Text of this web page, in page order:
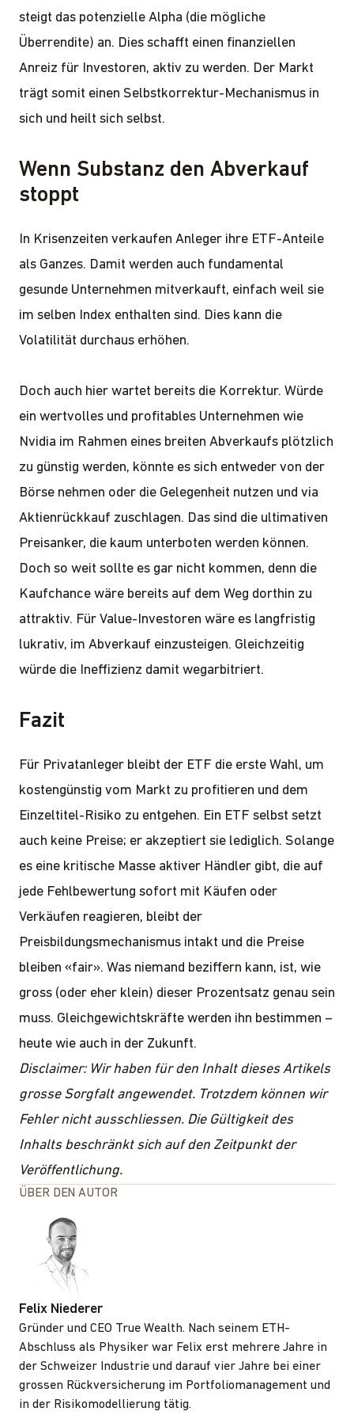
steigt das potenzielle Alpha (die mögliche
Überrendite) an. Dies schafft einen finanziellen
Anreiz für Investoren, aktiv zu werden. Der Markt
trägt somit einen Selbstkorrektur-Mechanismus in
sich und heilt sich selbst.
Wenn Substanz den Abverkauf
stoppt
In Krisenzeiten verkaufen Anleger ihre ETF-Anteile
als Ganzes. Damit werden auch fundamental
gesunde Unternehmen mitverkauft, einfach weil sie
im selben Index enthalten sind. Dies kann die
Volatilität durchaus erhöhen.
Doch auch hier wartet bereits die Korrektur. Würde
ein wertvolles und profitables Unternehmen wie
Nvidia im Rahmen eines breiten Abverkaufs plötzlich
zu günstig werden, könnte es sich entweder von der
Börse nehmen oder die Gelegenheit nutzen und via
Aktienrückkauf zuschlagen. Das sind die ultimativen
Preisanker, die kaum unterboten werden können.
Doch so weit sollte es gar nicht kommen, denn die
Kaufchance wäre bereits auf dem Weg dorthin zu
attraktiv. Für Value-Investoren wäre es langfristig
lukrativ, im Abverkauf einzusteigen. Gleichzeitig
würde die Ineffizienz damit wegarbitriert.
Fazit
Für Privatanleger bleibt der ETF die erste Wahl, um
kostengünstig vom Markt zu profitieren und dem
Einzeltitel-Risiko zu entgehen. Ein ETF selbst setzt
auch keine Preise; er akzeptiert sie lediglich. Solange
es eine kritische Masse aktiver Händler gibt, die auf
jede Fehlbewertung sofort mit Käufen oder
Verkäufen reagieren, bleibt der
Preisbildungsmechanismus intakt und die Preise
bleiben «fair». Was niemand beziffern kann, ist, wie
gross (oder eher klein) dieser Prozentsatz genau sein
muss. Gleichgewichtskräfte werden ihn bestimmen –
heute wie auch in der Zukunft.
Disclaimer: Wir haben für den Inhalt dieses Artikels
grosse Sorgfalt angewendet. Trotzdem können wir
Fehler nicht ausschliessen. Die Gültigkeit des
Inhalts beschränkt sich auf den Zeitpunkt der
Veröffentlichung.
ÜBER DEN AUTOR
Felix Niederer
Gründer und CEO True Wealth. Nach seinem ETH-
Abschluss als Physiker war Felix erst mehrere Jahre in
der Schweizer Industrie und darauf vier Jahre bei einer
grossen Rückversicherung im Portfoliomanagement und
in der Risikomodellierung tätig.